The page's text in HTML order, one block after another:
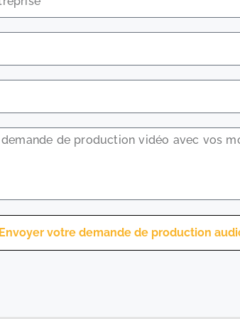
Envoyer votre demande de production